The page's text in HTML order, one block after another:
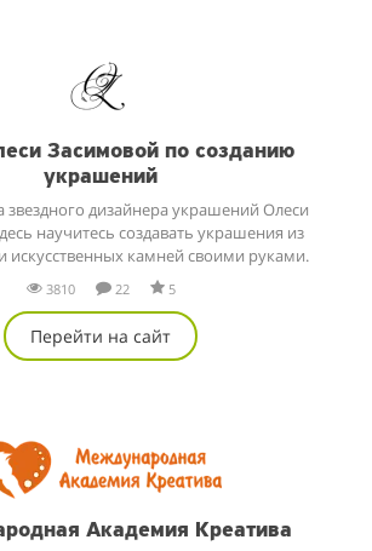
Засимовой по созданию
украшений
дизайнера украшений Олеси
научитесь создавать украшения из
искусственных камней своими руками.
3810 22 5
Перейти на сайт
Академия Креатива